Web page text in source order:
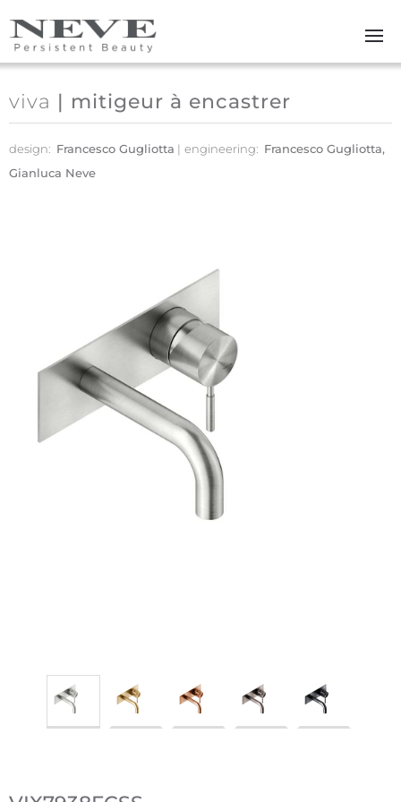
Skip to main content
viva | mitigeur à encastrer
design: Francesco Gugliotta engineering: Francesco Gugliotta,
Gianluca Neve